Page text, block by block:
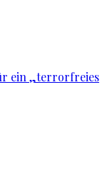
ein „terrorfreies